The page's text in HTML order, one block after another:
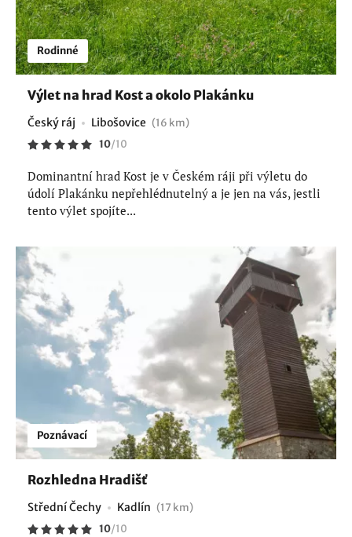
Rodinné
Výlet na hrad Kost a okolo Plakánku
Český ráj Libošovice (16 km)
10/10
Dominantní hrad Kost je v Českém ráji při výletu do
údolí Plakánku nepřehlédnutelný a je jen na vás, jestli
tento výlet spojíte...
Poznávací
Rozhledna Hradišť
Střední Čechy Kadlín (17 km)
10/10